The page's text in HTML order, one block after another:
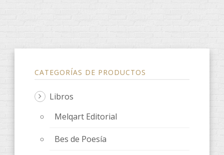
CATEGORÍAS DE PRODUCTOS
Libros
Melqart Editorial
Bes de Poesía